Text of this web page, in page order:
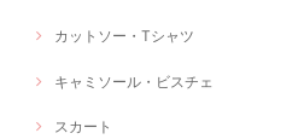
カットソー・Tシャツ
キャミソール・ビスチェ
スカート